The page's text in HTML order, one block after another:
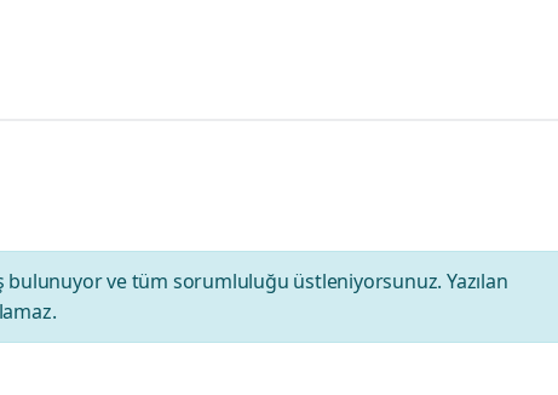
bulunuyor ve tüm sorumluluğu üstleniyorsunuz. Yazılan